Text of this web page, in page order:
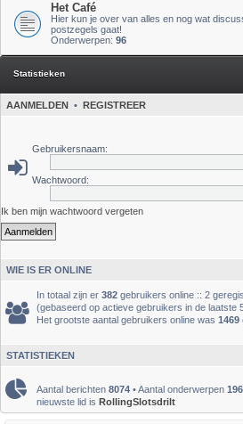
Het Café
Hier kun je over van alles en nog wat
postzegels gaat!
Onderwerpen: 96
Statistieken
AANMELDEN • REGISTREER
Gebruikersnaam:
Wachtwoord:
Ik ben mijn wachtwoord vergeten
WIE IS ER ONLINE
In totaal zijn er 382 gebruikers online :: 2
(gebaseerd op actieve gebruikers in de laatste
Het grootste aantal gebruikers online was 1469
STATISTIEKEN
Aantal berichten 8074 • Aantal onderwerpen
nieuwste lid is RollingSlotsdrilt